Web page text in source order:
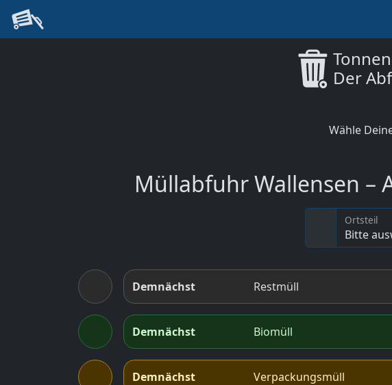
Der
Wähle
Müllabfuhr Wallensen –
Bitte
Ortsteil
Demnächst Restmüll
Demnächst Biomüll
Demnächst Verpackungsmüll